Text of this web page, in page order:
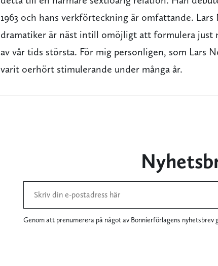
1963 och hans verkförteckning är omfattande.
dramatiker är näst intill omöjligt att formulera just
av vår tids största. För mig personligen, som Lars
varit oerhört stimulerande under många år.
Genom att prenumerera på något av Bonnierförlagens nyhetsbrev